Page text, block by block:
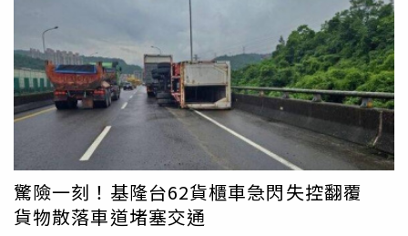
驚險一刻！基隆台62貨櫃車急閃失控翻覆
貨物散落車道堵塞交通